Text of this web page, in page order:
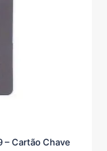
– Cartão Chave